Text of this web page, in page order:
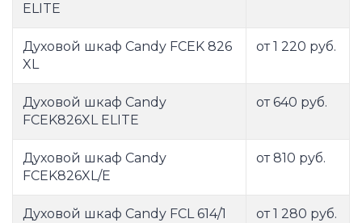
ELITE
Духовой шкаф Candy FCEK 826
XL
от 1 220 руб.
Духовой шкаф Candy
FCEK826XL ELITE
от 640 руб.
Духовой шкаф Candy
FCEK826XL/E
от 810 руб.
Духовой шкаф Candy FCL 614/1
от 1 280 руб.